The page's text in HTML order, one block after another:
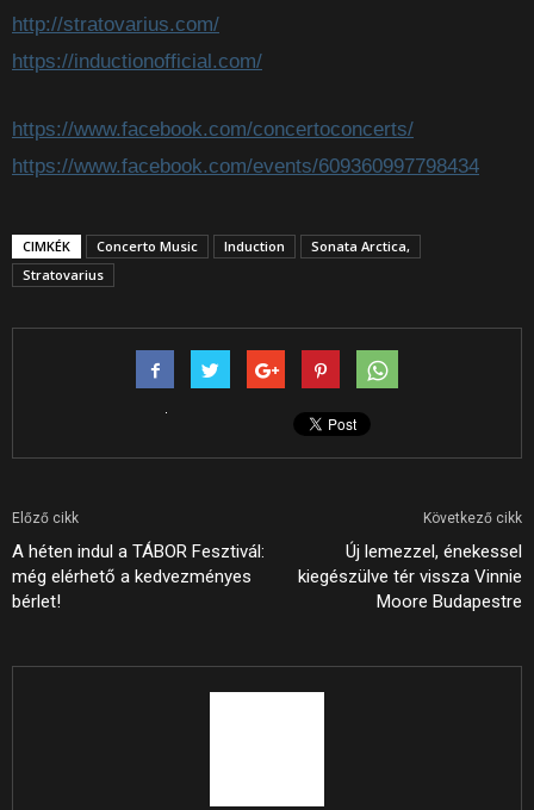
http://stratovarius.com/
https://inductionofficial.com/
https://www.facebook.com/concertoconcerts/
https://www.facebook.com/events/609360997798434
CIMKÉK Concerto Music Induction
Sonata Arctica,
Stratovarius
Előző cikk
A héten indul a TÁBOR Fesztivál:
még elérhető a kedvezményes
bérlet!
Következő cikk
Új lemezzel, énekessel
kiegészülve tér vissza Vinnie
Moore Budapestre